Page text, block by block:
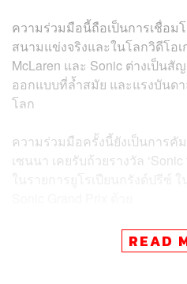
ความร่วมมือนี้ถือเป็นการเชื่อม
สนามแข่งจริงและในโลกวิดีโอ
McLaren และ Sonic ต่างเป็น
ออกแบบที่ล้ำสมัย และแรงบันด
โลก
ความร่วมมือครั้งนี้ยังเป็นการคั
เซนนา เคยรับถ้วยรางวัล
ตลอดแคมเปญนี้ที่มีชื่อว่า
2025 ไปจนถึงปี 2026 ซึ่งเป็นปี
READ